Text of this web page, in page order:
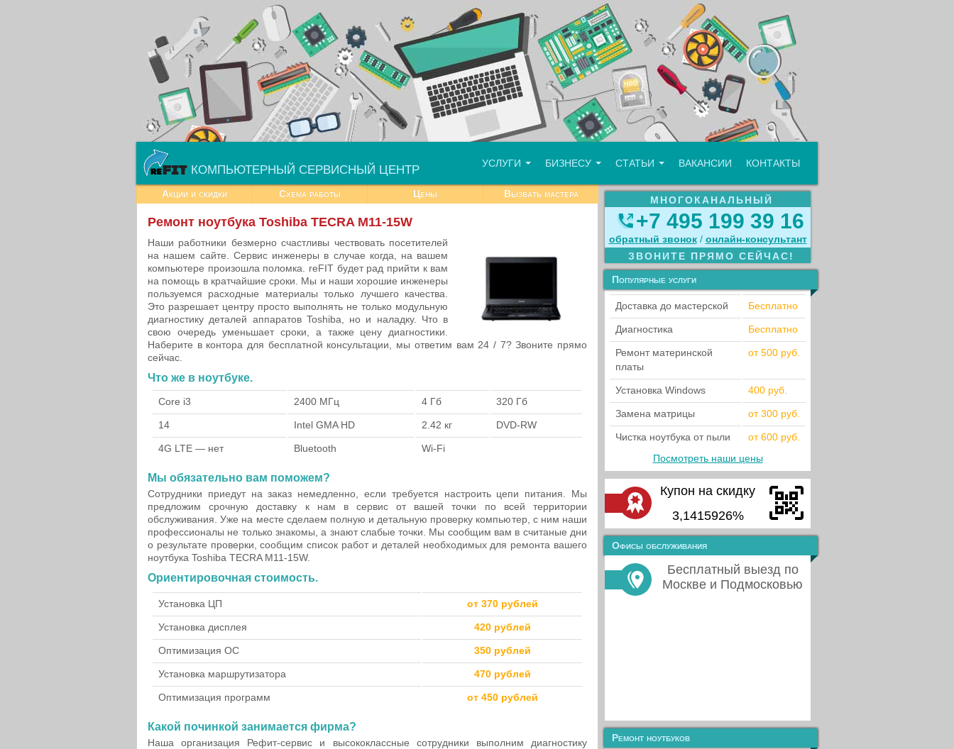
КОМПЬЮТЕРНЫЙ СЕРВИСНЫЙ ЦЕНТР УСЛУГИ БИЗНЕСУ СТАТЬИ ВАКАНСИИ КОНТАКТЫ
Акции и скидки Схема работы Цены Вызвать мастера
Ремонт ноутбука Toshiba TECRA M11-15W
Наши работники безмерно счастливы чествовать посетителей
на нашем сайте. Сервис инженеры в случае когда, на вашем
компьютере произошла поломка. reFIT будет рад прийти к вам
на помощь в кратчайшие сроки. Мы и наши хорошие инженеры
пользуемся расходные материалы только лучшего качества.
Это разрешает центру просто выполнять не только модульную
диагностику деталей аппаратов Toshiba, но и наладку. Что в
свою очередь уменьшает сроки, а также цену диагностики.
Наберите в контора для бесплатной консультации, мы ответим вам 24 / 7? Звоните прямо
сейчас.
Что же в ноутбуке.
Core i3 2400 МГц 4 Гб 320 Гб
14 Intel GMA HD 2.42 кг DVD-RW
4G LTE — нет Bluetooth Wi-Fi
Мы обязательно вам поможем?
Сотрудники приедут на заказ немедленно, если требуется настроить цепи питания. Мы
предложим срочную доставку к нам в сервис от вашей точки по всей территории
обслуживания. Уже на месте сделаем полную и детальную проверку компьютер, с ним наши
профессионалы не только знакомы, а знают слабые точки. Мы сообщим вам в считаные дни
о результате проверки, сообщим список работ и деталей необходимых для ремонта вашего
ноутбука Toshiba TECRA M11-15W.
Ориентировочная стоимость.
Установка ЦП от 370 рублей
Установка дисплея 420 рублей
Оптимизация ОС 350 рублей
Установка маршрутизатора 470 рублей
Оптимизация программ от 450 рублей
Какой починкой занимается фирма?
Наша организация Рефит-сервис и высококлассные сотрудники выполним диагностику
МНОГОКАНАЛЬНЫЙ
+7 495 199 39 16
обратный звонок / онлайн‑консультант
ЗВОНИТЕ ПРЯМО СЕЙЧАС!
Популярные услуги
Доставка до мастерской Бесплатно
Диагностика Бесплатно
Ремонт материнской
платы
от 500 руб.
Установка Windows 400 руб.
Замена матрицы от 300 руб.
Чистка ноутбука от пыли
от 600 руб.
Посмотреть наши цены
Купон на скидку
3,1415926%
Офисы обслуживания
Бесплатный выезд по
Москве и Подмосковью
Ремонт ноутбуков